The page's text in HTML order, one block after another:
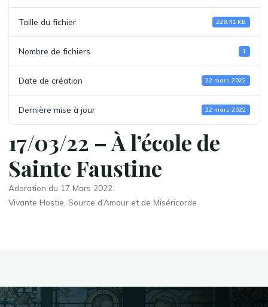
Taille du fichier 228.41 KB
Nombre de fichiers 1
Date de création 22 mars 2022
Dernière mise à jour 22 mars 2022
17/03/22 – À l’école de
Sainte Faustine
Adoration du 17 Mars 2022.
Vivante Hostie, Source d’Amour et de Miséricorde